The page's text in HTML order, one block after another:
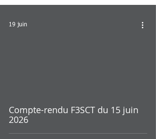
Compte-rendu F3SCT du 15 juin
2026
19 juin